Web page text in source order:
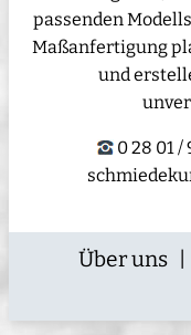
passenden
Maßanfertigung
und
0 28 01 /
Über uns